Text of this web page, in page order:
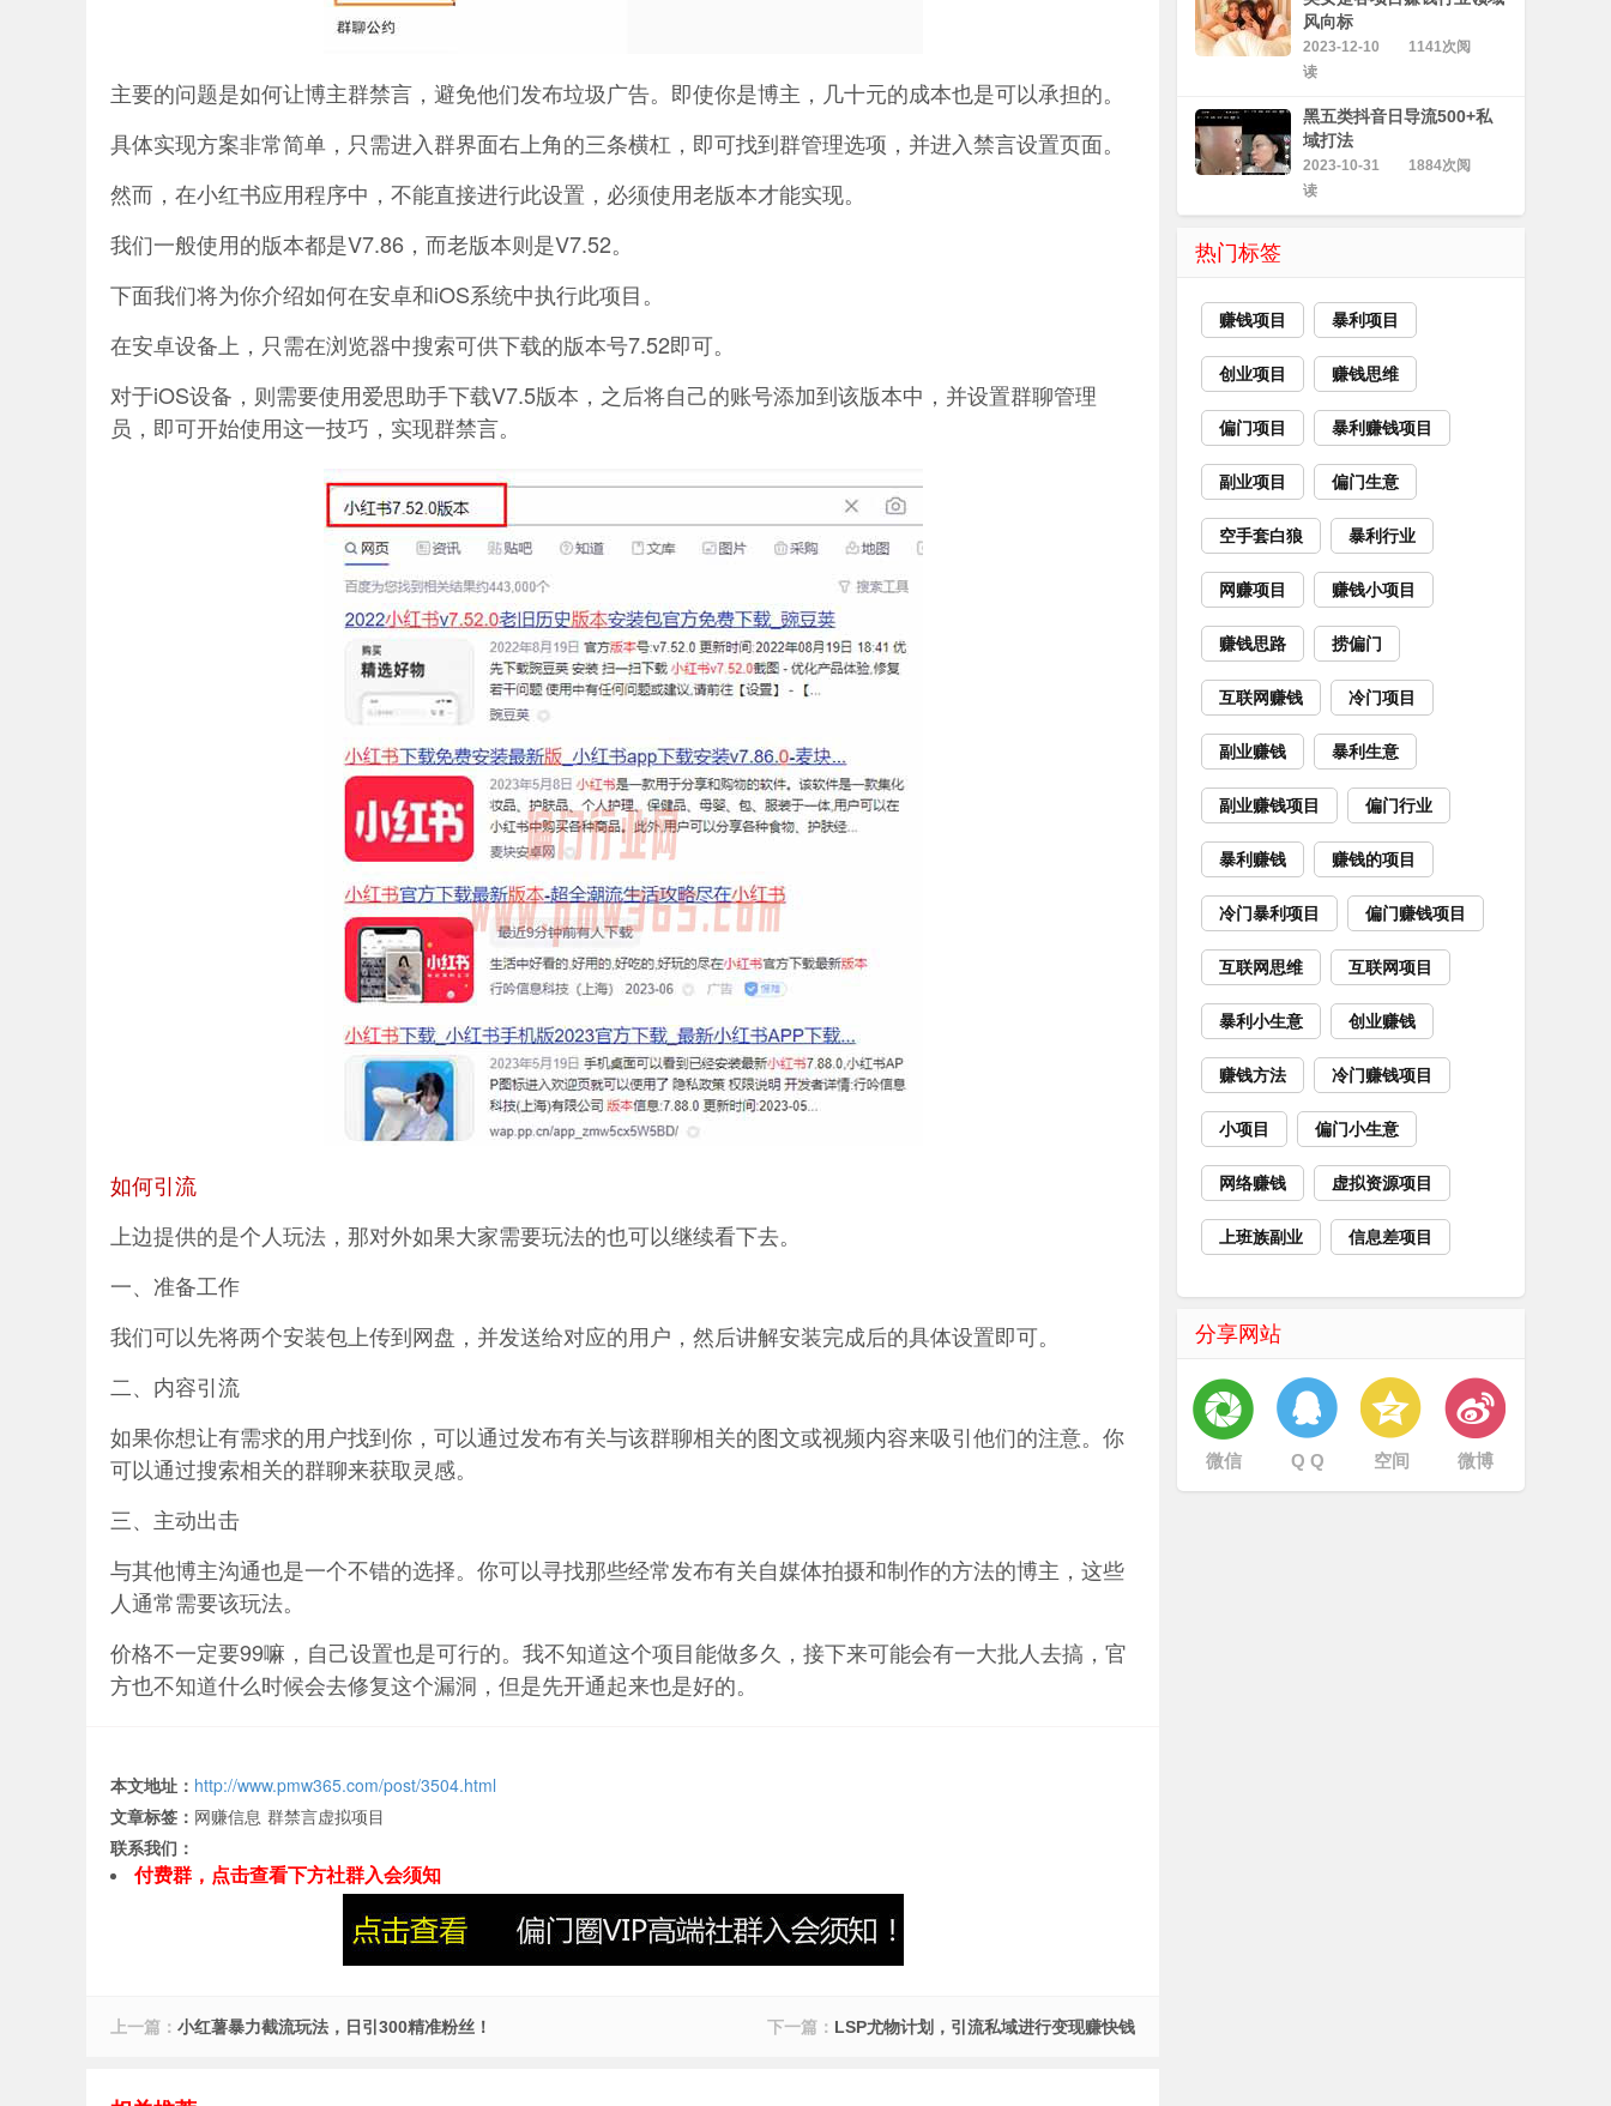
主要的问题是如何让博主群禁言，避免他们发布垃圾广告。即使你是博主，几十元的成本也是可以承担的。
具体实现方案非常简单，只需进入群界面右上角的三条横杠，即可找到群管理选项，并进入禁言设置页面。
然而，在小红书应用程序中，不能直接进行此设置，必须使用老版本才能实现。
我们一般使用的版本都是V7.86，而老版本则是V7.52。
下面我们将为你介绍如何在安卓和iOS系统中执行此项目。
在安卓设备上，只需在浏览器中搜索可供下载的版本号7.52即可。
对于iOS设备，则需要使用爱思助手下载V7.5版本，之后将自己的账号添加到该版本中，并设置群聊管理
员，即可开始使用这一技巧，实现群禁言。
如何引流
上边提供的是个人玩法，那对外如果大家需要玩法的也可以继续看下去。
一、准备工作
我们可以先将两个安装包上传到网盘，并发送给对应的用户，然后讲解安装完成后的具体设置即可。
二、内容引流
如果你想让有需求的用户找到你，可以通过发布有关与该群聊相关的图文或视频内容来吸引他们的注意。你
可以通过搜索相关的群聊来获取灵感。
三、主动出击
与其他博主沟通也是一个不错的选择。你可以寻找那些经常发布有关自媒体拍摄和制作的方法的博主，这些
人通常需要该玩法。
价格不一定要99嘛，自己设置也是可行的。我不知道这个项目能做多久，接下来可能会有一大批人去搞，官
方也不知道什么时候会去修复这个漏洞，但是先开通起来也是好的。
本文地址： http://www.pmw365.com/post/3504.html
文章标签： 网赚信息 群禁言虚拟项目
联系我们：
付费群，点击查看下方社群入会须知
上一篇： 小红薯暴力截流玩法，日引300精准粉丝！ 下一篇： LSP尤物计划，引流私域进行变现赚快钱
风向标
2023-12-10
1141次阅
读
黑五类抖音日导流500+私
域打法
2023-10-31
1884次阅
读
热门标签
赚钱项目 暴利项目
创业项目 赚钱思维
偏门项目 暴利赚钱项目
副业项目 偏门生意
空手套白狼 暴利行业
网赚项目 赚钱小项目
赚钱思路 捞偏门
互联网赚钱 冷门项目
副业赚钱 暴利生意
副业赚钱项目 偏门行业
暴利赚钱 赚钱的项目
冷门暴利项目 偏门赚钱项目
互联网思维 互联网项目
暴利小生意 创业赚钱
赚钱方法 冷门赚钱项目
小项目 偏门小生意
网络赚钱 虚拟资源项目
上班族副业 信息差项目
分享网站
微信 Q Q 空间 微博